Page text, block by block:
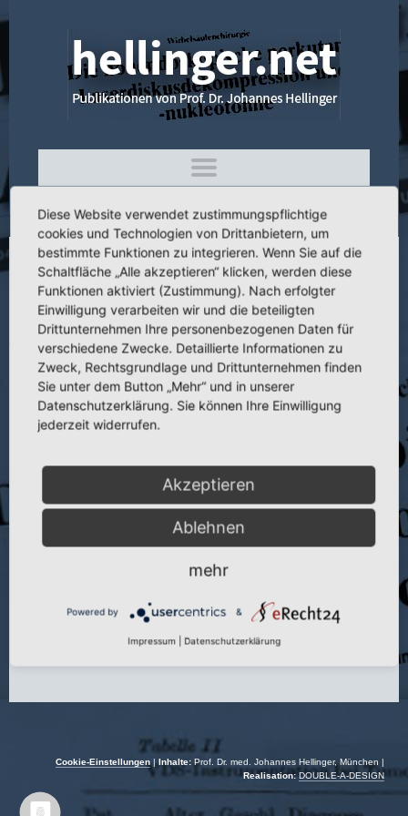
4.323 Percutaneous Laser Disk
Decompression and Nucleotomy in Cases
of Postnucleotomy Syndromes
Titel:Percutaneous Laser Disk Decompression and Nucleotomy in
Cases of Postnucleotomy Syndromes
Autor:J. Hellinger und S. Hellinger
11.09.–13.09.1997
Cookie-Einstellungen | Inhalte: Prof. Dr. med. Johannes Hellinger, München |
Realisation: DOUBLE-A-DESIGN
Diese Website verwendet zustimmungspflichtige
cookies und Technologien von Drittanbietern, um
bestimmte Funktionen zu integrieren. Wenn Sie auf die
Schaltfläche „Alle akzeptieren“ klicken, werden diese
Funktionen aktiviert (Zustimmung). Nach erfolgter
Einwilligung verarbeiten wir und die beteiligten
Drittunternehmen Ihre personenbezogenen Daten für
verschiedene Zwecke. Detaillierte Informationen zu
Zweck, Rechtsgrundlage und Drittunternehmen finden
Sie unter dem Button „Mehr“ und in unserer
Datenschutzerklärung. Sie können Ihre Einwilligung
jederzeit widerrufen.
Akzeptieren
Ablehnen
mehr
Powered by &
Impressum Datenschutzerklärung